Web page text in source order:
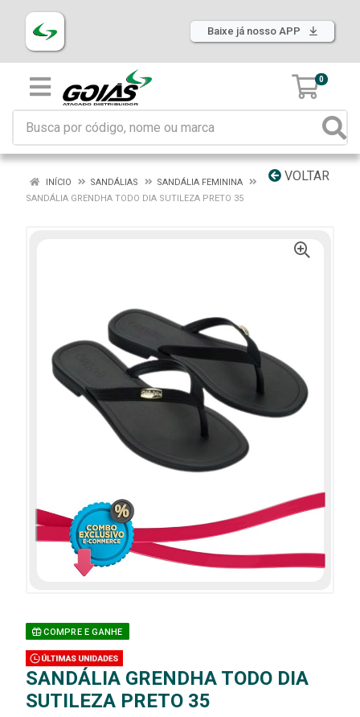
Baixe já nosso APP
0
VOLTAR
INÍCIO SANDÁLIAS
SANDÁLIA FEMININA
SANDÁLIA GRENDHA TODO DIA SUTILEZA PRETO 35
COMPRE E GANHE
SANDÁLIA GRENDHA TODO DIA
SUTILEZA PRETO 35